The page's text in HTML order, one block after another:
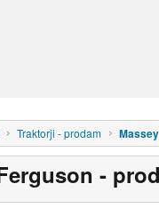
Traktorji - prodam
-